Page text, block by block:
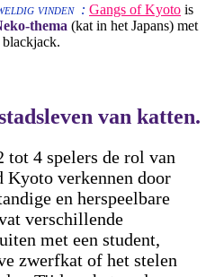
vinden : Gangs of Kyoto is
thema (kat in het Japans) met
blackjack.
van katten.
tot 4 spelers de rol van
Kyoto verkennen door
en herspeelbare
verschillende
met een student,
zwerfkat of het stelen